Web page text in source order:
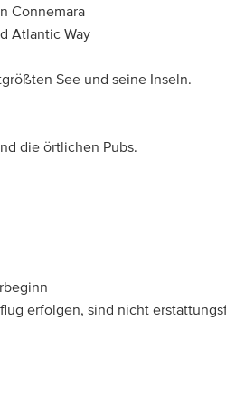
Connemara
Atlantic Way
See und seine Inseln.
die örtlichen Pubs.
erfolgen, sind nicht